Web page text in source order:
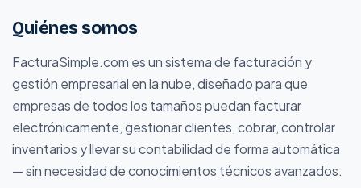
Quiénes somos
FacturaSimple.com es un sistema de facturación y
gestión empresarial en la nube, diseñado para que
empresas de todos los tamaños puedan facturar
electrónicamente, gestionar clientes, cobrar, controlar
inventarios y llevar su contabilidad de forma automática
— sin necesidad de conocimientos técnicos avanzados.